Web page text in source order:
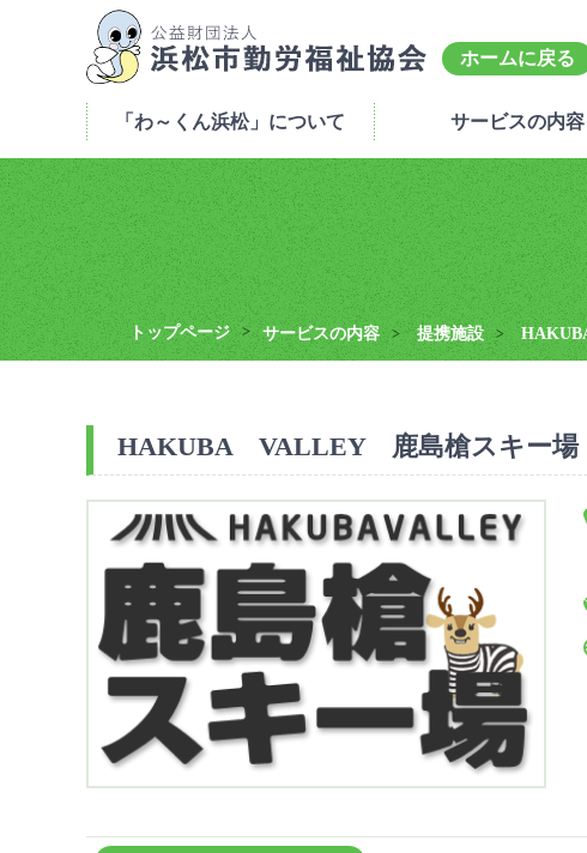
ホームに戻る
「わ～くん浜松」について サービスの内容
トップページ > サービスの内容 > 提携施設 >
HAKUBA VALLEY 鹿島槍スキー場